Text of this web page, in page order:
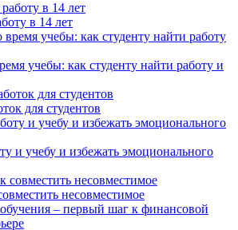
в 14 лет
учебы: как студенту найти работу и
для студентов
и учебу и избежать эмоционального
несовместимое